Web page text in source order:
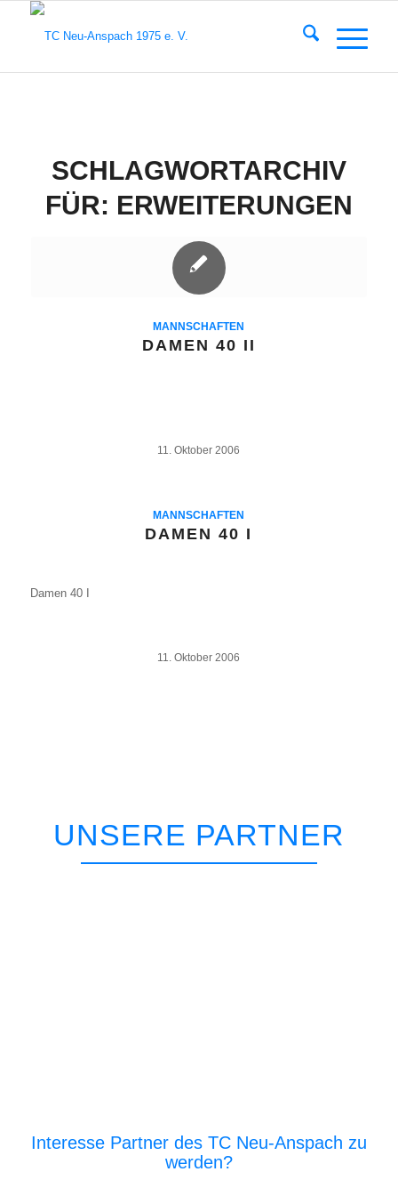
SCHLAGWORTARCHIV
FÜR: ERWEITERUNGEN
MANNSCHAFTEN
DAMEN 40 II
11. Oktober 2006
MANNSCHAFTEN
DAMEN 40 I
Damen 40 I
11. Oktober 2006
UNSERE PARTNER
Interesse Partner des TC Neu-Anspach zu
werden?